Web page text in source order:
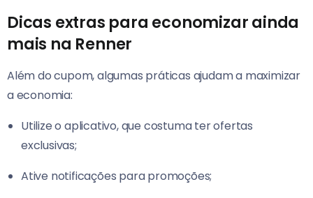
Dicas extras para economizar ainda
mais na Renner
Além do cupom, algumas práticas ajudam a maximizar
a economia:
Utilize o aplicativo, que costuma ter ofertas
exclusivas;
Ative notificações para promoções;